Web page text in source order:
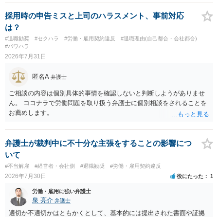
務上よくあるからといって当然に適法という意味ではなく、実際の損
害との対応関係や合理性が重要です。 ・違約金に上限がなくても、常
に有効になるわけではありません。契約が労働契約に近い実態なら労
基法16条で無効となる余地があり、そうでなくても、金額が事務所の
損害と比べて過大なら無効や減額が争点になります。 ・契約前の修正
交渉は一般的です。 交渉の方向としては、上限額を設ける、実損害ベ
費・未回収費用のみ」に限定する、などが典型です。 ・弁護士に契約
前に契約書の内容をレビューしてもらう価値は十分にあると思われま
す。 争点は、契約類型が雇用か業務委託か、実態として労働者性があ
るか、解除事由が双方にどう定められているか、違約金の算定根拠が
合理的か、という複数論点に分かれます。契約前なら、交渉のパワー
コストを抑えやすいので、資料等を持参の上弁護士に確認されること
をお勧めします。 ・事務所側の解除でも、解除理由によってはタレン
ト側に損害賠償が発生する建付けになっていることはあります。ただ
し、事務所側が一方的に解除したのにタレントへ違約金を課す設計
は、合理性や対価性を欠くとして争いやすいです。逆に、タレント側
の重大な契約違反がある場合は、実損害の範囲で請求される可能性は
あります。
採用時の申告ミスと上司のハラスメント、事前対応
は？
#退職勧奨 #セクハラ #労働・雇用契約違反
#退職理由(自己都合・会社都合)
#パワハラ
2026年7月31日
匿名A 弁護士
ご相談の内容は個別具体的事情を確認しないと判断しようがありませ
ん。 ココナラで労働問題を取り扱う弁護士に個別相談をされることを
お薦めします。
弁護士が裁判中に不十分な主張をすることの影響につ
いて
#不当解雇 #経営者・会社側 #退職勧奨 #労働・雇用契約違反
2026年7月30日 役にたった 1
労働・雇用に強い弁護士
泉 亮介 弁護士
適切か不適切かはともかくとして、基本的には提出された書面や証拠